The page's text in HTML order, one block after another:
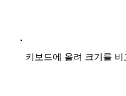
키보드에 올려 크기를